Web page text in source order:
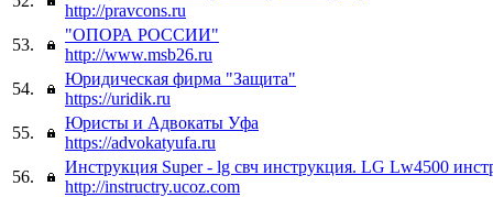
http://pravcons.ru
53.
"ОПОРА РОССИИ"
http://www.msb26.ru
54.
Юридическая фирма "Защита"
https://uridik.ru
55.
Юристы и Адвокаты Уфа
https://advokatyufa.ru
56.
Инструкция Super - lg свч инструкция. LG Lw4500
http://instructry.ucoz.com